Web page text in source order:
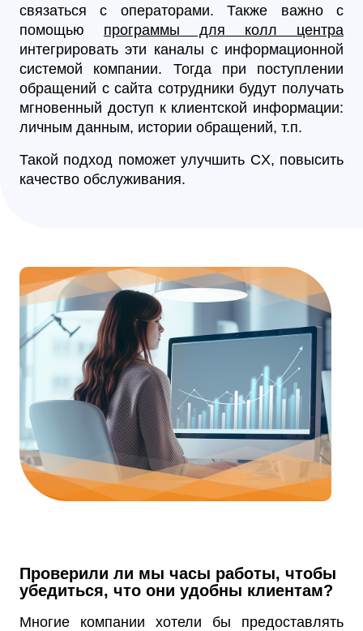
связаться с операторами. Также важно с
помощью программы для колл центра
интегрировать эти каналы с информационной
системой компании. Тогда при поступлении
обращений с сайта сотрудники будут получать
мгновенный доступ к клиентской информации:
личным данным, истории обращений, т.п.
Такой подход поможет улучшить CX, повысить
качество обслуживания.
Проверили ли мы часы работы, чтобы
убедиться, что они удобны клиентам?
Многие компании хотели бы предоставлять